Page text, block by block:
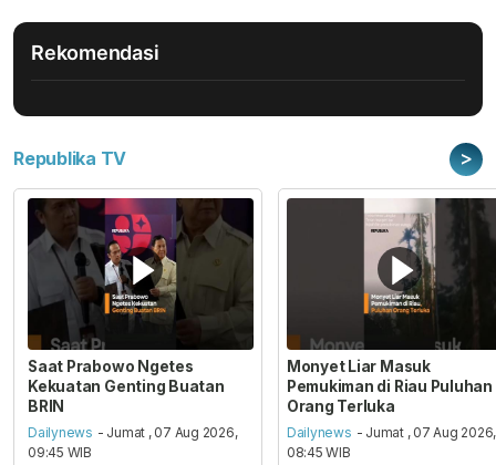
Rekomendasi
Republika TV >
Saat Prabowo Ngetes
Kekuatan Genting Buatan
BRIN
Dailynews - Jumat , 07 Aug 2026,
09:45 WIB
Monyet Liar Masuk
Pemukiman di Riau Puluhan
Orang Terluka
Dailynews - Jumat , 07 Aug 2026,
08:45 WIB